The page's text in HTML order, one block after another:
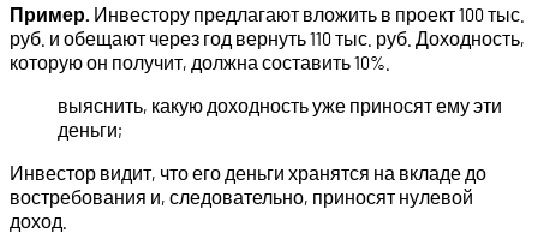
Пример. Инвестору предлагают вложить в проект 100 тыс.
руб. и обещают через год вернуть 110 тыс. руб. Доходность,
которую он получит, должна составить 10%.
выяснить, какую доходность уже приносят ему эти
деньги;
Инвестор видит, что его деньги хранятся на вкладе до
востребования и, следовательно, приносят нулевой
доход.